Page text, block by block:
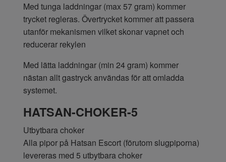
Med tunga laddningar (max 57 gram) kommer
trycket regleras. Övertrycket kommer att passera
utanför mekanismen vilket skonar vapnet och
reducerar rekylen
Med lätta laddningar (min 24 gram) kommer
nästan allt gastryck användas för att omladda
systemet.
HATSAN-CHOKER-5
Utbytbara choker
Alla pipor på Hatsan Escort (förutom slugpiporna)
levereras med 5 utbytbara choker